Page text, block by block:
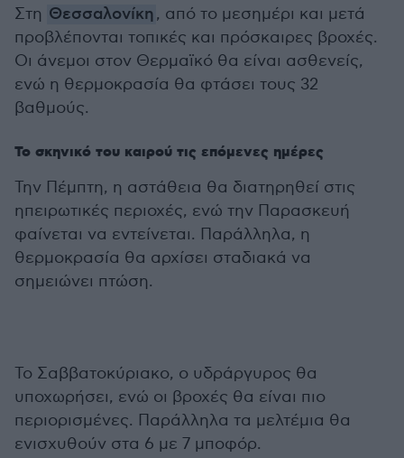
Στη Θεσσαλονίκη, από το μεσημέρι και μετά
προβλέπονται τοπικές και πρόσκαιρες βροχές.
Οι άνεμοι στον Θερμαϊκό θα είναι ασθενείς,
ενώ η θερμοκρασία θα φτάσει τους 32
βαθμούς.
Το σκηνικό του καιρού τις επόμενες ημέρες
Την Πέμπτη, η αστάθεια θα διατηρηθεί στις
ηπειρωτικές περιοχές, ενώ την Παρασκευή
φαίνεται να εντείνεται. Παράλληλα, η
θερμοκρασία θα αρχίσει σταδιακά να
σημειώνει πτώση.
Το Σαββατοκύριακο, ο υδράργυρος θα
υποχωρήσει, ενώ οι βροχές θα είναι πιο
περιορισμένες. Παράλληλα τα μελτέμια θα
ενισχυθούν στα 6 με 7 μποφόρ.